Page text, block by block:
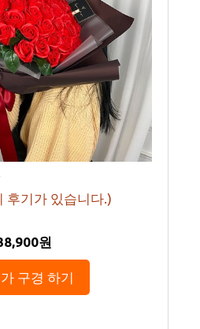
후기가 있습니다.)
원
구경 하기